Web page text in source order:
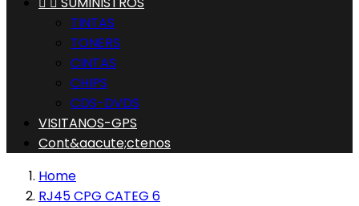
TINTAS
TONERS
CINTAS
CHIPS
CDS-DVDS
VISITANOS-GPS
Cont&aacute;ctenos
Home
RJ45 CPG CATEG 6